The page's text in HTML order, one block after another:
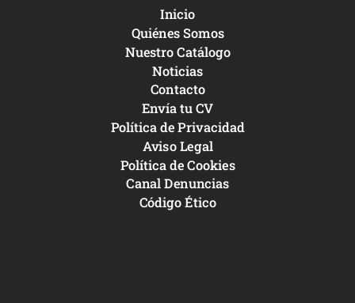
Inicio
Quiénes Somos
Nuestro Catálogo
Noticias
Contacto
Envía tu CV
Política de Privacidad
Aviso Legal
Política de Cookies
Canal Denuncias
Código Ético